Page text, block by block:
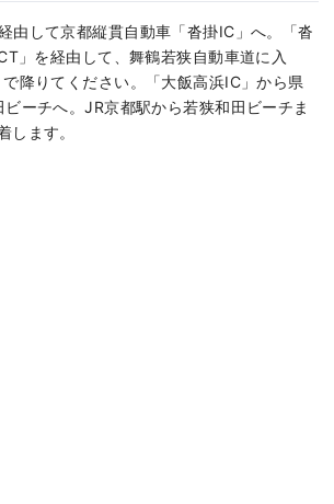
由して京都縦貫自動車「沓掛IC」へ。「沓
」を経由して、舞鶴若狭自動車道に入
降りてください。「大飯高浜IC」から県
ーチへ。JR京都駅から若狭和田ビーチま
します。